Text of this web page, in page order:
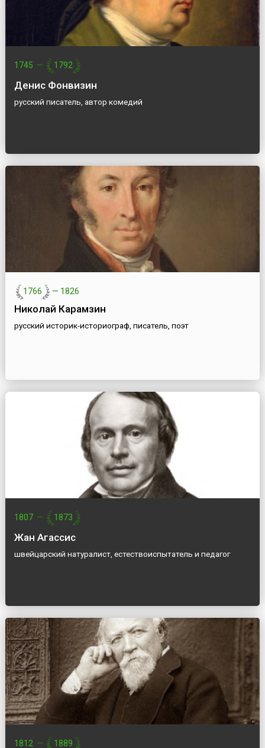
1745 — 1792
Денис Фонвизин
русский писатель, автор комедий
1766 — 1826
Николай Карамзин
русский историк-историограф, писатель, поэт
1807 — 1873
Жан Агассис
швейцарский натуралист, естествоиспытатель и педагог
1812 — 1889